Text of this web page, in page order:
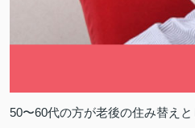
50〜60代の方が老後の住み替え